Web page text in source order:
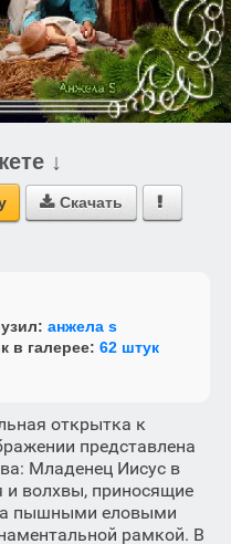
↓
 Скачать 
анжела s
в галерее: 62 штук
открытка к
представлена
Младенец Иисус в
волхвы, приносящие
пышными еловыми
рамкой. В